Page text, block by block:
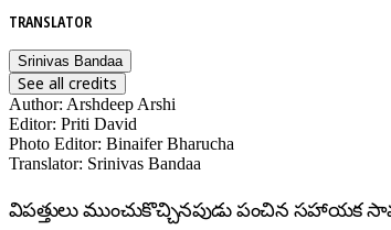
TRANSLATOR
Srinivas Bandaa
See all credits
Author: Arshdeep Arshi
Editor: Priti David
Photo Editor: Binaifer Bharucha
Translator: Srinivas Bandaa
విపత్తులు ముంచుకొచ్చినపుడు పంచిన సహాయక